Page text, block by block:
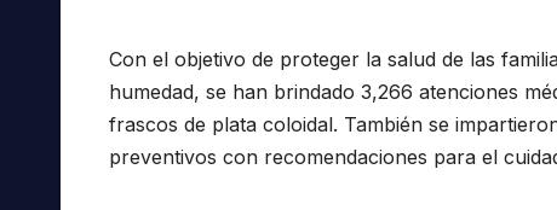
Con el objetivo de proteger la salud de las
humedad, se han brindado 3,266 atenciones
frascos de plata coloidal. También se
preventivos con recomendaciones para el